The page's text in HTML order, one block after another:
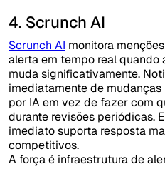
4. Scrunch AI
Scrunch AI monitora
alerta em tempo real quando
muda significativamente.
imediatamente de
por IA em vez de fazer com
durante revisões periódicas.
imediato suporta resposta
competitivos.
A força é infraestrutura de